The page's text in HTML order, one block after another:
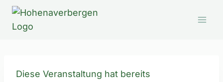
Zum
springen
Diese Veranstaltung hat bereits